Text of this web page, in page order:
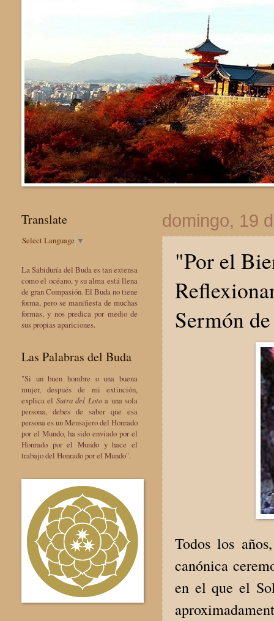
domingo, 19
"Por el
Sermón
Todos los
canónica
en el que el
Translate
Select Language ▼
La Sabiduría del Buda es tan extensa
como el océano, y su alma está llena
de gran Compasión. El Buda no tiene
forma, pero se manifiesta de muchas
formas, y nos predica por medio de
sus propias apariciones.
Las Palabras del Buda
"Si un buen hombre o una buena
mujer, después de mi extinción,
explica el Sutra del Lotoa una sola
persona, debes de saber que esa
persona es un Mensajero del Honrado
por el Mundo, ha sido enviado por el
Honrado por el Mundo y hace el
trabajo del Honrado por el Mundo".